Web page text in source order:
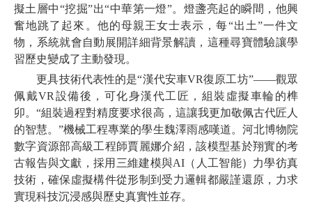
擬土層中“挖掘”出“中華第一燈”。燈盞亮起的瞬間，他興
奮地跳了起來。他的母親王女士表示，每“出土”一件文
物，系統就會自動展開詳細背景解讀，這種尋寶體驗讓學
習歷史變成了主動發現。
更具技術代表性的是“漢代安車VR復原工坊”——觀眾
佩戴VR設備後，可化身漢代工匠，組裝虛擬車輪的榫
卯。“組裝過程對精度要求很高，這讓我更加敬佩古代匠人
的智慧。”機械工程專業的學生魏澤雨感嘆道。河北博物院
數字資源部高級工程師賈麗娜介紹，該模型基於翔實的考
古報告與文獻，採用三維建模與AI（人工智能）力學彷真
技術，確保虛擬構件從形制到受力邏輯都嚴謹還原，力求
實現科技沉浸感與歷史真實性並存。